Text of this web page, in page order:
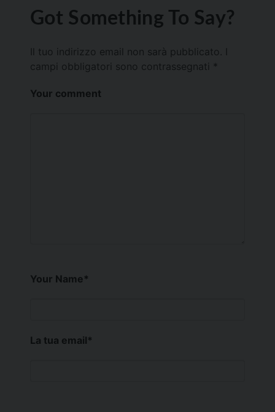
Got Something To Say?
Il tuo indirizzo email non sarà pubblicato.
campi obbligatori sono contrassegnati *
Your comment
Your Name*
La tua email*